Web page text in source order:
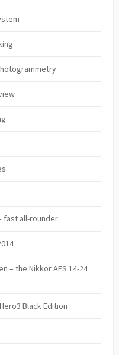
fast all-rounder
– the Nikkor AFS 14-24
Black Edition